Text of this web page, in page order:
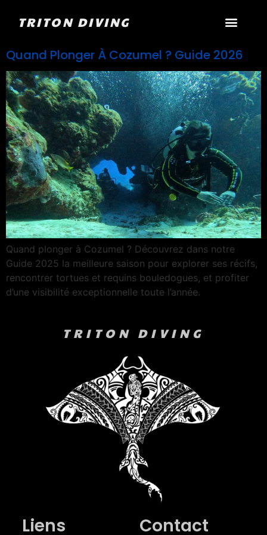
TRITON DIVING
Quand Plonger À Cozumel ? Guide 2026
Quand plonger à Cozumel ? Découvrez dans notre
Guide 2025 la meilleure saison pour explorer ses récifs,
rencontrer tortues et requins bouledogues, et profiter
d’une visibilité exceptionnelle toute l’année.
TRITON DIVING
Liens Contact